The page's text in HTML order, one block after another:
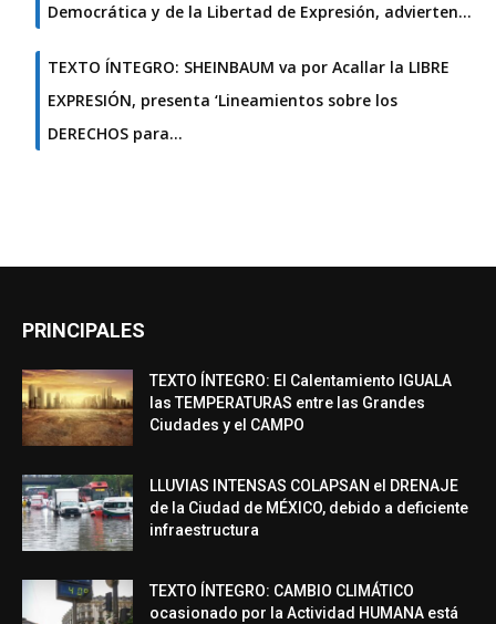
Democrática y de la Libertad de Expresión, advierten…
TEXTO ÍNTEGRO: SHEINBAUM va por Acallar la LIBRE
EXPRESIÓN, presenta ‘Lineamientos sobre los
DERECHOS para…
PRINCIPALES
TEXTO ÍNTEGRO: El Calentamiento IGUALA
las TEMPERATURAS entre las Grandes
Ciudades y el CAMPO
LLUVIAS INTENSAS COLAPSAN el DRENAJE
de la Ciudad de MÉXICO, debido a deficiente
infraestructura
TEXTO ÍNTEGRO: CAMBIO CLIMÁTICO
ocasionado por la Actividad HUMANA está